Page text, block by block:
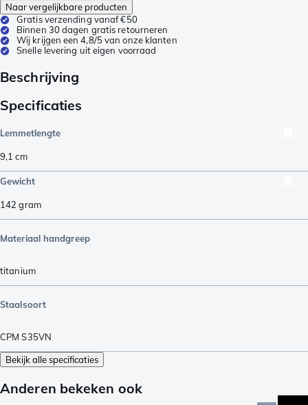
Naar vergelijkbare producten
Gratis verzending vanaf €50
Binnen 30 dagen gratis retourneren
Wij krijgen een 4,8/5 van onze klanten
Snelle levering uit eigen voorraad
Beschrijving
Specificaties
Lemmetlengte
9,1 cm
Gewicht
142 gram
Materiaal handgreep
titanium
Staalsoort
CPM S35VN
Bekijk alle specificaties
Anderen bekeken ook